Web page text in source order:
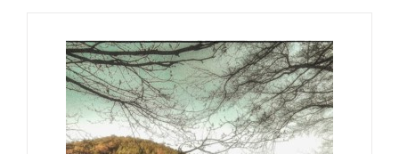
mehrere
Varianten
auf.
Die
Optionen